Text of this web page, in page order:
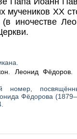
мучеников XX
иночестве
Леонид Фёдоров.
номер,
Фёдорова